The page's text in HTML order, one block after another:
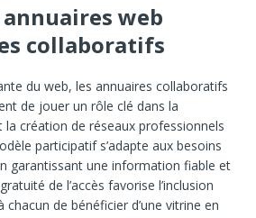
annuaires web
collaboratifs
du web, les annuaires collaboratifs
de jouer un rôle clé dans la
création de réseaux professionnels
participatif s’adapte aux besoins
garantissant une information fiable et
de l’accès favorise l’inclusion
de bénéficier d’une vitrine en